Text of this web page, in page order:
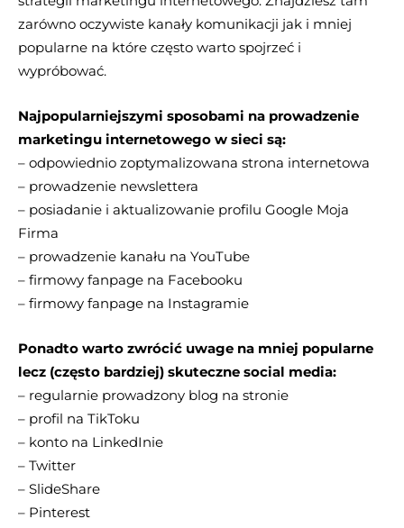
zarówno oczywiste kanały komunikacji jak i mniej
popularne na które często warto spojrzeć i
wypróbować.
Najpopularniejszymi sposobami na prowadzenie
marketingu internetowego w sieci są:
– odpowiednio zoptymalizowana strona internetowa
– prowadzenie newslettera
– posiadanie i aktualizowanie profilu Google Moja
Firma
– prowadzenie kanału na YouTube
– firmowy fanpage na Facebooku
– firmowy fanpage na Instagramie
Ponadto warto zwrócić uwage na mniej popularne
lecz (często bardziej) skuteczne social media:
– regularnie prowadzony blog na stronie
– profil na TikToku
– konto na LinkedInie
– Twitter
– SlideShare
– Pinterest